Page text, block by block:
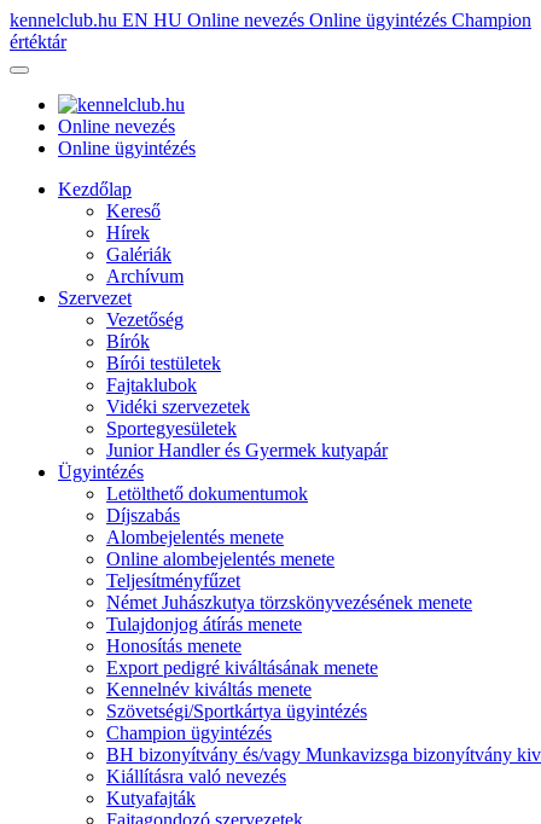
kennelclub.hu EN HU Online nevezés Online ügyintézés Champion
értéktár
Online nevezés
Online ügyintézés
Kezdőlap
Kereső
Hírek
Galériák
Archívum
Szervezet
Vezetőség
Bírók
Bírói testületek
Fajtaklubok
Vidéki szervezetek
Sportegyesületek
Junior Handler és Gyermek kutyapár
Ügyintézés
Letölthető dokumentumok
Díjszabás
Alombejelentés menete
Online alombejelentés menete
Teljesítményfűzet
Német Juhászkutya törzskönyvezésének menete
Tulajdonjog átírás menete
Honosítás menete
Export pedigré kiváltásának menete
Kennelnév kiváltás menete
Szövetségi/Sportkártya ügyintézés
Champion ügyintézés
BH bizonyítvány és/vagy Munkavizsga bizonyítvány
Kiállításra való nevezés
Kutyafajták
Fajtagondozó szervezetek